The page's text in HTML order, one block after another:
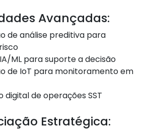
Avançadas:
de análise preditiva para
ML para suporte a decisão
de IoT para monitoramento em
digital de operações SST
Estratégica: